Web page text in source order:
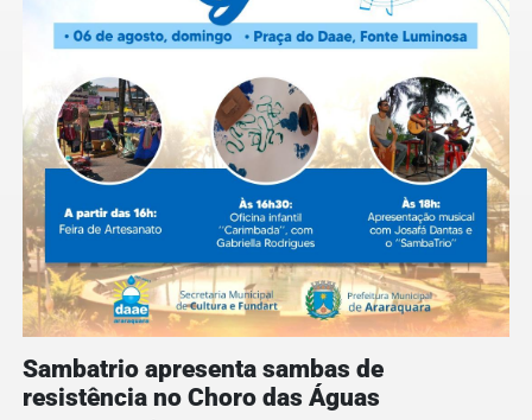
Sambatrio apresenta sambas de
resistência no Choro das Águas